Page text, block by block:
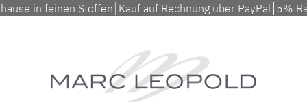
in feinen Stoffen⎮Kauf auf Rechnung über PayPal⎮5%